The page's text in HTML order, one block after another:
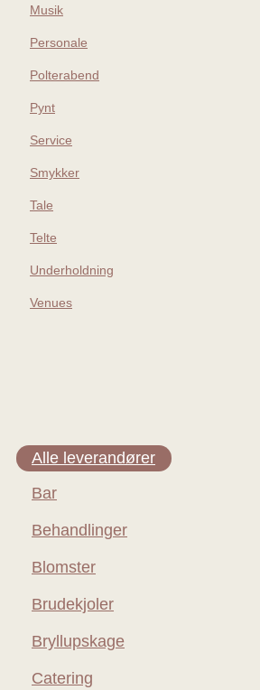
Musik
Personale
Polterabend
Pynt
Service
Smykker
Tale
Telte
Underholdning
Venues
Alle leverandører
Bar
Behandlinger
Blomster
Brudekjoler
Bryllupskage
Catering